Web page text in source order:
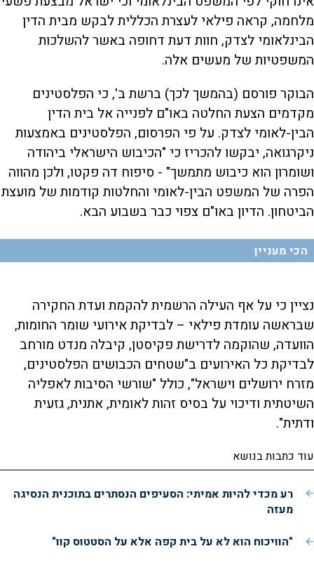
מלחמה, קראה פילאי לעצרת הכללית לבקש מבית הדין
הבינלאומי לצדק, חוות דעת דחופה באשר להשלכות
המשפטיות של מעשים אלה.
הבוקר פורסם (בהמשך לכך) ברשת ב', כי הפלסטינים
מקדמים הצעת החלטה באו"ם לפנייה אל בית הדין
הבין-לאומי לצדק. על פי הפרסום, הפלסטינים באמצעות
ניקרגואה, יבקשו להכריז כי "הכיבוש הישראלי ביהודה
ושומרון הוא כיבוש מתמשך" - סיפוח דה פקטו, ולכן מהווה
הפרה של המשפט הבין-לאומי והחלטות קודמות של מועצת
הביטחון. הדיון באו"ם צפוי כבר בשבוע הבא.
הכי מעניין
נציין כי על אף העילה הרשמית להקמת ועדת החקירה
שבראשה עומדת פילאי – לבדיקת אירועי שומר החומות,
הוועדה, שהוקמה לדרישת פקיסטן, קיבלה מנדט מורחב
לבדיקת כל האירועים ב"שטחים הכבושים הפלסטינים,
מזרח ירושלים וישראל", כולל "שורשי הסיבות לאפליה
השיטתית ודיכוי על בסיס זהות לאומית, אתנית, גזעית
ודתית".
עוד כתבות בנושא
רע מכדי להיות אמיתי: הסעיפים הנסתרים בתוכנית הנסיגה
מעזה
"הוויכוח הוא לא על בית קפה אלא על הסטטוס קוו"